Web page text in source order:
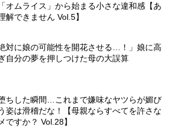
オムライス」から始まる小さな違和感【あ
解できません Vol.5】
絶対に娘の可能性を開花させる…！」娘に高
自分の夢を押しつけた母の大誤算
ちした瞬間…これまで嫌味なヤツらが媚び
姿は滑稽だな！【母親ならすべてを許さな
ですか？ Vol.28】